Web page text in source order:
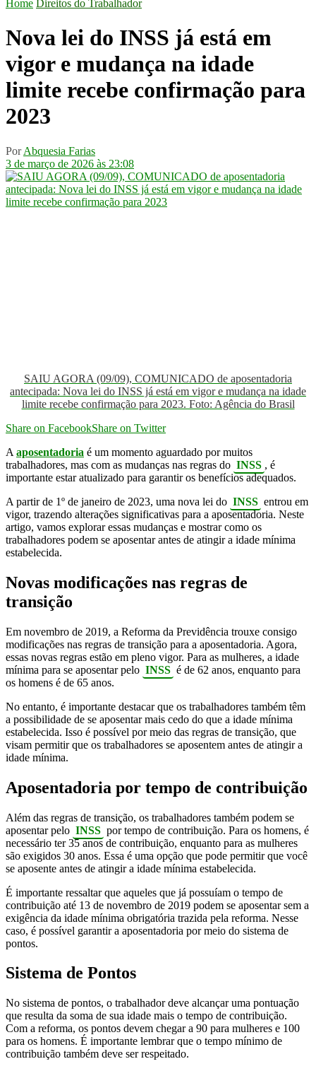
Home Direitos do Trabalhador
Nova lei do INSS já está em
vigor e mudança na idade
limite recebe confirmação para
2023
Por Abquesia Farias
3 de março de 2026 às 23:08
SAIU AGORA (09/09), COMUNICADO de aposentadoria
antecipada: Nova lei do INSS já está em vigor e mudança na idade
limite recebe confirmação para 2023. Foto: Agência do Brasil
Share on FacebookShare on Twitter
A aposentadoria é um momento aguardado por muitos
trabalhadores, mas com as mudanças nas regras do INSS , é
importante estar atualizado para garantir os benefícios adequados.
A partir de 1º de janeiro de 2023, uma nova lei do INSS entrou em
vigor, trazendo alterações significativas para a aposentadoria. Neste
artigo, vamos explorar essas mudanças e mostrar como os
trabalhadores podem se aposentar antes de atingir a idade mínima
estabelecida.
Novas modificações nas regras de
transição
Em novembro de 2019, a Reforma da Previdência trouxe consigo
modificações nas regras de transição para a aposentadoria. Agora,
essas novas regras estão em pleno vigor. Para as mulheres, a idade
mínima para se aposentar pelo INSS é de 62 anos, enquanto para
os homens é de 65 anos.
No entanto, é importante destacar que os trabalhadores também têm
a possibilidade de se aposentar mais cedo do que a idade mínima
estabelecida. Isso é possível por meio das regras de transição, que
visam permitir que os trabalhadores se aposentem antes de atingir a
idade mínima.
Aposentadoria por tempo de contribuição
Além das regras de transição, os trabalhadores também podem se
aposentar pelo INSS por tempo de contribuição. Para os homens, é
necessário ter 35 anos de contribuição, enquanto para as mulheres
são exigidos 30 anos. Essa é uma opção que pode permitir que você
se aposente antes de atingir a idade mínima estabelecida.
É importante ressaltar que aqueles que já possuíam o tempo de
contribuição até 13 de novembro de 2019 podem se aposentar sem a
exigência da idade mínima obrigatória trazida pela reforma. Nesse
caso, é possível garantir a aposentadoria por meio do sistema de
pontos.
Sistema de Pontos
No sistema de pontos, o trabalhador deve alcançar uma pontuação
que resulta da soma de sua idade mais o tempo de contribuição.
Com a reforma, os pontos devem chegar a 90 para mulheres e 100
para os homens. É importante lembrar que o tempo mínimo de
contribuição também deve ser respeitado.